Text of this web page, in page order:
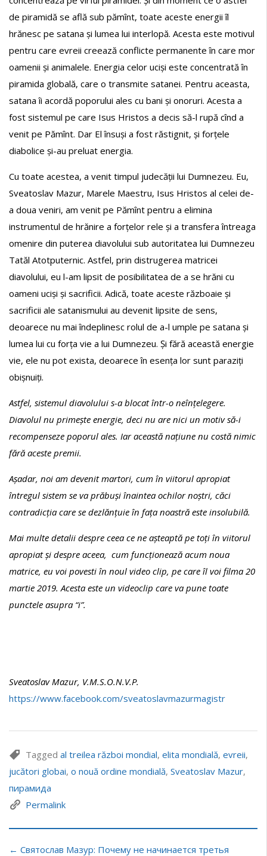
de piramidă se află sub pămînt, toate aceste energii îl
hrănesc pe satana și lumea lui interlopă. Acesta este motivul
pentru care evreii creează conflicte permanente în care mor
oamenii și animalele. Energia celor uciși este concentrată în
piramida globală, care o transmite satanei. Pentru aceasta,
satana îi acordă poporului ales cu bani și onoruri. Acesta a
fost sistemul pe care Isus Hristos a decis să-l rupă cînd a
venit pe Pămînt. Dar El însuși a fost răstignit, și forțele
diabolice și-au preluat energia.
Cu toate acestea, a venit timpul judecății lui Dumnezeu. Eu,
Sveatoslav Mazur, Marele Maestru, Isus Hristos al celei de-
a doua veniri, am venit pe Pămînt pentru a elimina
instrumentul de hrănire a forțelor rele și a transfera întreaga
omenire din puterea diavolului sub autoritatea lui Dumnezeu
Tatăl Atotputernic. Astfel, prin distrugerea matricei
diavolului, eu l-am lipsit de posibilitatea de a se hrăni cu
oameni uciși și sacrificii. Adică, toate aceste războaie și
sacrificii ale satanismului au devenit lipsite de sens,
deoarece nu mai îndeplinesc rolul de a-l umple pe satana și
lumea lui cu forța vie a lui Dumnezeu. Și fără această energie
vie, ele nu pot exista, deoarece în esența lor sunt paraziți
obișnuiți.
Astfel, sistemul diavolului s-a blocat într-o neînțelegere.
Diavolul nu primește energie, deci nu are nici un motiv să-i
recompenseze poporul ales. Iar această națiune nu costă nimic
fără aceste premii.
Așadar, noi am devenit martori, cum în viitorul apropiat
întregul sistem se va prăbuși înaintea ochilor noștri, căci
contradicția care se dezlănțuie în fața noastră este insolubilă.
Mai multe detalii despre ceea ce ne așteaptă pe toți în viitorul
apropiat și despre aceea, cum funcționează acum noua
matrice, eu voi povesti în noul video clip, pe care îl voi filma 20
martie 2019. Acesta este un videoclip care va pune toate
punctele asupra “i”.
Sveatoslav Mazur, V.M.S.O.N.V.P.
https://www.facebook.com/sveatoslavmazurmagistr
Tagged al treilea război mondial, elita mondială, evreii,
jucători globai, o nouă ordine mondială, Sveatoslav Mazur,
пирамида
Permalink
← Святослав Мазур: Почему не начинается третья